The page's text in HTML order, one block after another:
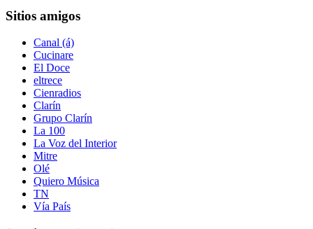
Sitios amigos
Canal (á)
Cucinare
El Doce
eltrece
Cienradios
Clarín
Grupo Clarín
La 100
La Voz del Interior
Mitre
Olé
Quiero Música
TN
Vía País